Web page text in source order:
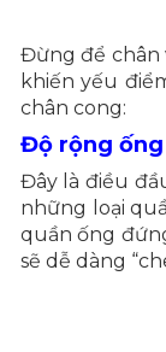
Đừng để chân
khiến yếu
chân cong:
Độ rộng
Đây là điều
những loại
quần ống
sẽ dễ dàng